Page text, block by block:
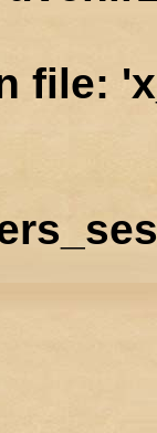
file: